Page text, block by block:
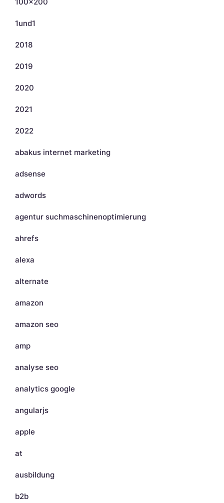
1und1
2018
2019
2020
2021
2022
abakus internet marketing
adsense
adwords
agentur suchmaschinenoptimierung
ahrefs
alexa
alternate
amazon
amazon seo
amp
analyse seo
analytics google
angularjs
apple
at
ausbildung
b2b